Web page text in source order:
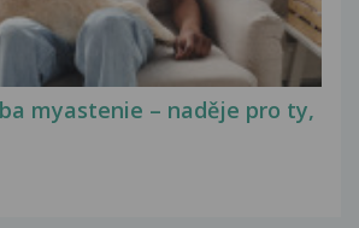
myastenie – naděje pro ty,